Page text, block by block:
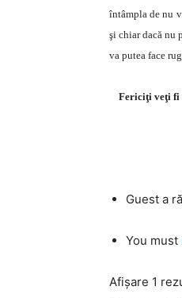
întâmpla de nu
şi chiar dacă nu
va putea face
Fericiţi veţi fi
Guest a
You must
Afișare 1